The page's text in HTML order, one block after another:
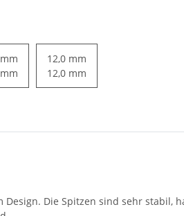
12,0 mm
12,0 mm
Die Spitzen sind sehr stabil,